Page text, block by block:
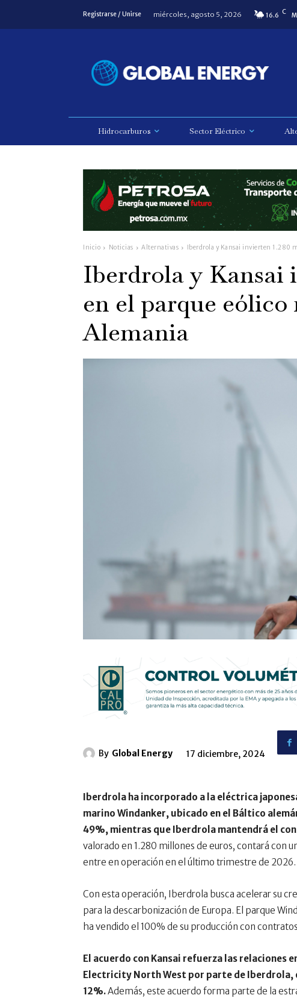
Registrarse / Unirse miércoles, agosto 5, 2026 16.6 C
Hidrocarburos Sector Eléctrico
Inicio Noticias Alternativas Iberdrola y Kansai invierten 1.280
Iberdrola y Kansai
en el parque
Alemania
By Global Energy 17 diciembre, 2024
Iberdrola ha incorporado a la eléctrica
marino Windanker, ubicado en el Báltico
49%, mientras que Iberdrola mantendrá el
valorado en 1.280 millones de euros, contará con
entre en operación en el último trimestre de 2026.
Con esta operación, Iberdrola busca acelerar su
para la descarbonización de Europa. El parque
ha vendido el 100% de su producción con
El acuerdo con Kansai refuerza las relaciones
Electricity North West por parte de Iberdrola,
12%.Además, este acuerdo forma parte de la